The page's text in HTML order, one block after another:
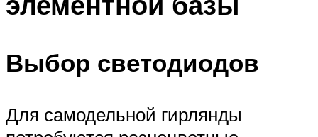
Выбор светодиодов
Для самодельной гирлянды